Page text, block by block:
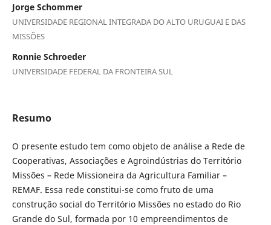
Jorge Schommer
UNIVERSIDADE REGIONAL INTEGRADA DO ALTO URUGUAI E DAS
MISSÕES
Ronnie Schroeder
UNIVERSIDADE FEDERAL DA FRONTEIRA SUL
Resumo
O presente estudo tem como objeto de análise a Rede de
Cooperativas, Associações e Agroindústrias do Território
Missões – Rede Missioneira da Agricultura Familiar –
REMAF. Essa rede constitui-se como fruto de uma
construção social do Território Missões no estado do Rio
Grande do Sul, formada por 10 empreendimentos de